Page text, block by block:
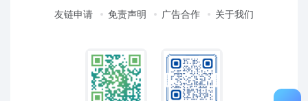
友链申请 免责声明 广告合作 关于我们